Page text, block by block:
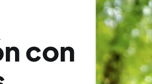
con